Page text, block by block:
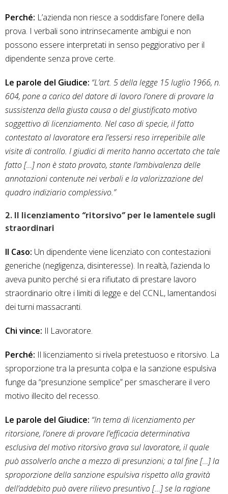
Perché: L’azienda non riesce a soddisfare l’onere della
prova. I verbali sono intrinsecamente ambigui e non
possono essere interpretati in senso peggiorativo per il
dipendente senza prove certe.
Le parole del Giudice: “L’art. 5 della legge 15 luglio 1966, n.
604, pone a carico del datore di lavoro l’onere di provare la
sussistenza della giusta causa o del giustificato motivo
soggettivo di licenziamento. Nel caso di specie, il fatto
contestato al lavoratore era l’essersi reso irreperibile alle
visite di controllo. I giudici di merito hanno accertato che tale
fatto […] non è stato provato, stante l’ambivalenza delle
annotazioni contenute nei verbali e la valorizzazione del
quadro indiziario complessivo.”
2. Il licenziamento “ritorsivo” per le lamentele sugli
straordinari
Il Caso: Un dipendente viene licenziato con contestazioni
generiche (negligenza, disinteresse). In realtà, l’azienda lo
aveva punito perché si era rifiutato di prestare lavoro
straordinario oltre i limiti di legge e del CCNL, lamentandosi
dei turni massacranti.
Chi vince: Il Lavoratore.
Perché: Il licenziamento si rivela pretestuoso e ritorsivo. La
sproporzione tra la presunta colpa e la sanzione espulsiva
funge da “presunzione semplice” per smascherare il vero
motivo illecito del recesso.
Le parole del Giudice: “In tema di licenziamento per
ritorsione, l’onere di provare l’efficacia determinativa
esclusiva del motivo ritorsivo grava sul lavoratore, il quale
può assolverlo anche a mezzo di presunzioni; a tal fine […] la
sproporzione della sanzione espulsiva rispetto alla gravità
dell’addebito può avere rilievo presuntivo […] se la ragione